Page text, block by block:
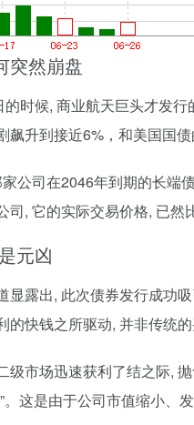
突然崩盘
时候, 商业航天巨头才发
飙升到接近6%，和美国国
公司在2046年到期的长端
司, 它的实际交易价格, 已
元凶
显露出, 此次债券发行成功
的快钱之所驱动, 并非传统
级市场迅速获利了结之际,
。这是由于公司市值缩小、